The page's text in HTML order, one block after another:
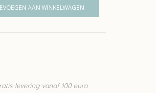
AAN WINKELWAGEN
levering vanaf 100 euro